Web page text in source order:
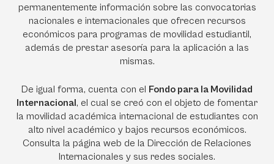
permanentemente información sobre las convocatorias
nacionales e internacionales que ofrecen recursos
económicos para programas de movilidad estudiantil,
además de prestar asesoría para la aplicación a las
mismas.
De igual forma, cuenta con el Fondo para la Movilidad
Internacional, el cual se creó con el objeto de fomentar
la movilidad académica internacional de estudiantes con
alto nivel académico y bajos recursos económicos.
Consulta la página web de la Dirección de Relaciones
Internacionales y sus redes sociales.